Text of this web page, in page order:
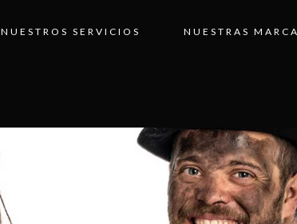
NUESTROS SERVICIOS NUESTRAS